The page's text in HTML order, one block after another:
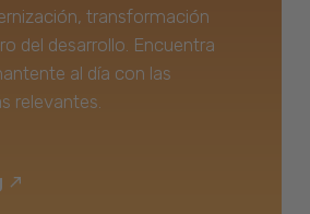
transformación
del desarrollo. Encuentra
al día con las
relevantes.